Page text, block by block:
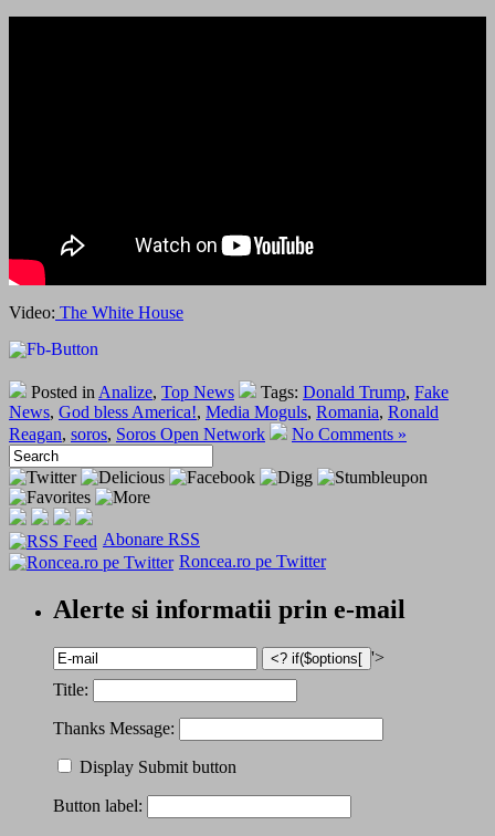
Video: The White House
Posted in Analize, Top News Tags: Donald Trump, Fake
News, God bless America!, Media Moguls, Romania, Ronald
Reagan, soros, Soros Open Network No Comments »
Abonare RSS
Roncea.ro pe Twitter
Alerte si informatii prin e-mail
'>
Title:
Thanks Message:
Display Submit button
Button label: